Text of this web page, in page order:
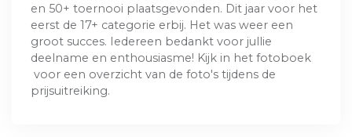
en 50+ toernooi plaatsgevonden. Dit jaar voor het
eerst de 17+ categorie erbij. Het was weer een
groot succes. Iedereen bedankt voor jullie
deelname en enthousiasme! Kijk in het fotoboek
voor een overzicht van de foto's tijdens de
prijsuitreiking.